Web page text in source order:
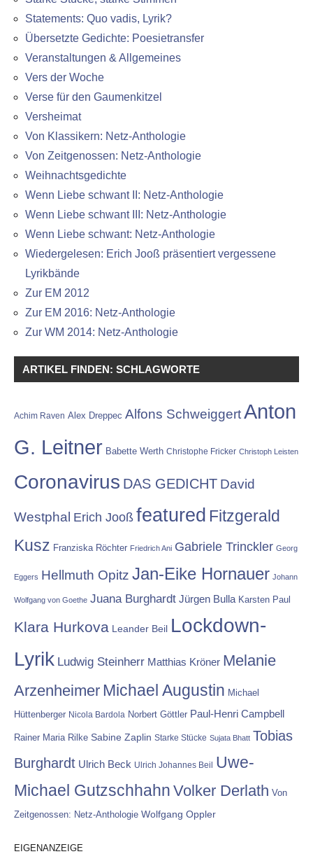
Statements: Quo vadis, Lyrik?
Übersetzte Gedichte: Poesietransfer
Veranstaltungen & Allgemeines
Vers der Woche
Verse für den Gaumenkitzel
Versheimat
Von Klassikern: Netz-Anthologie
Von Zeitgenossen: Netz-Anthologie
Weihnachtsgedichte
Wenn Liebe schwant II: Netz-Anthologie
Wenn Liebe schwant III: Netz-Anthologie
Wenn Liebe schwant: Netz-Anthologie
Wiedergelesen: Erich Jooß präsentiert vergessene
Lyrikbände
Zur EM 2012
Zur EM 2016: Netz-Anthologie
Zur WM 2014: Netz-Anthologie
ARTIKEL FINDEN: SCHLAGWORTE
Achim Raven Alex Dreppec Alfons SchweiggertAnton
G. Leitner Babette Werth Christophe Fricker Christoph Leisten
Coronavirus DAS GEDICHT David
Westphal Erich Jooß featured Fitzgerald
Kusz Franziska Röchter Friedrich Ani Gabriele Trinckler Georg
Eggers Hellmuth Opitz Jan-Eike Hornauer Johann
Wolfgang von Goethe Juana Burghardt Jürgen Bulla Karsten Paul
Klara Hurkova Leander Beil Lockdown-
Lyrik Ludwig Steinherr Matthias Kröner Melanie
Arzenheimer Michael Augustin Michael
Hüttenberger Nicola Bardola Norbert Göttler Paul-Henri Campbell
Rainer Maria Rilke Sabine Zaplin Starke Stücke Sujata Bhatt Tobias
Burghardt Ulrich Beck Ulrich Johannes Beil Uwe-
Michael Gutzschhahn Volker Derlath Von
Zeitgenossen: Netz-Anthologie Wolfgang Oppler
EIGENANZEIGE